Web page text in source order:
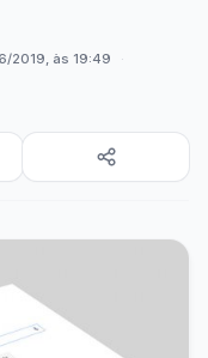
2019, às 19:49
·